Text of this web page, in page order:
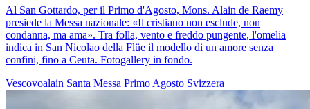
Al San Gottardo, per il Primo d'Agosto, Mons. Alain de Raemy
presiede la Messa nazionale: «Il cristiano non esclude, non
condanna, ma ama». Tra folla, vento e freddo pungente, l'omelia
indica in San Nicolao della Flüe il modello di un amore senza
confini, fino a Ceuta. Fotogallery in fondo.
Vescovoalain Santa Messa Primo Agosto Svizzera